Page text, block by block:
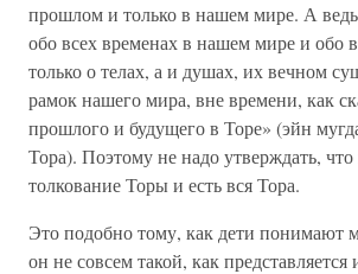
прошлом и только в нашем мире. А
обо всех временах в нашем мире и обо
только о телах, а и душах, их вечном
рамок нашего мира, вне времени, как
прошлого и будущего в Торе» (эйн
Тора). Поэтому не надо утверждать, что
толкование Торы и есть вся Тора.
Это подобно тому, как дети понимают
он не совсем такой, как